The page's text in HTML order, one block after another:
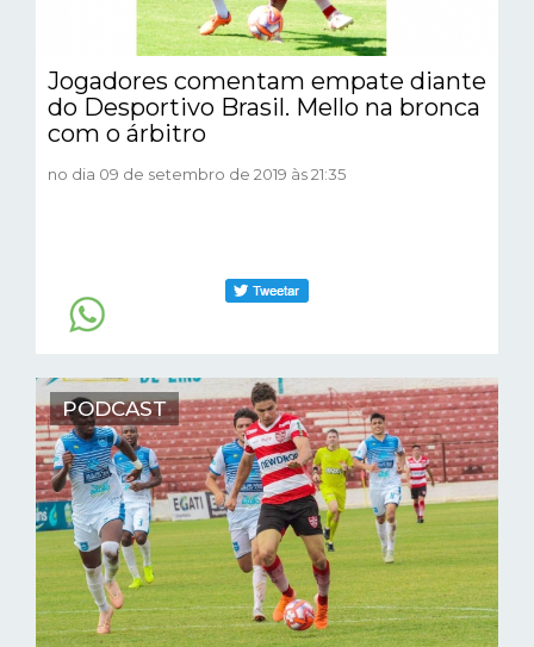
Jogadores comentam empate diante
do Desportivo Brasil. Mello na bronca
com o árbitro
no dia 09 de setembro de 2019 às 21:35
PODCAST